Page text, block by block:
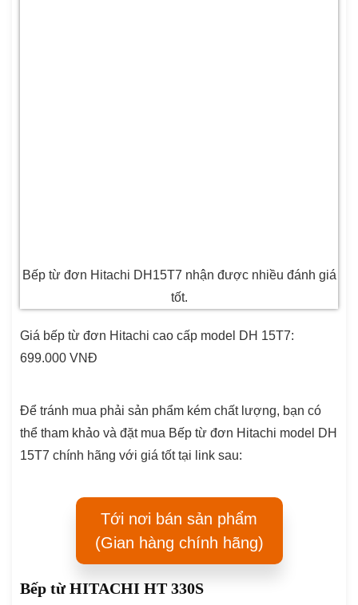
Bếp từ đơn Hitachi DH15T7 nhận được nhiều đánh giá
tốt.
Giá bếp từ đơn Hitachi cao cấp model DH 15T7:
699.000 VNĐ
Để tránh mua phải sản phẩm kém chất lượng, bạn có
thể tham khảo và đặt mua Bếp từ đơn Hitachi model DH
15T7 chính hãng với giá tốt tại link sau:
Tới nơi bán sản phẩm
(Gian hàng chính hãng)
Bếp từ HITACHI HT 330S